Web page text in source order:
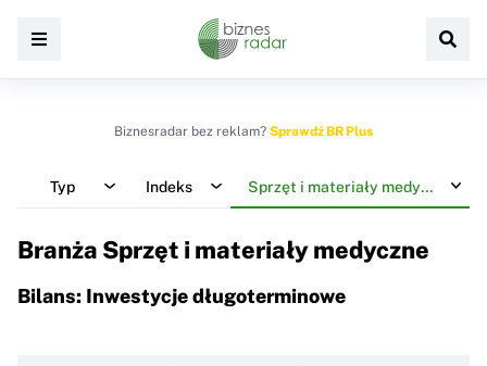
Biznesradar bez reklam? Sprawdź BR Plus
Typ Indeks Sprzęt i materiały medyczne
Branża Sprzęt i materiały medyczne
Bilans: Inwestycje długoterminowe